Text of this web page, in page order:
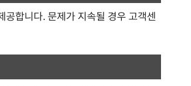
공합니다. 문제가 지속될 경우 고객센